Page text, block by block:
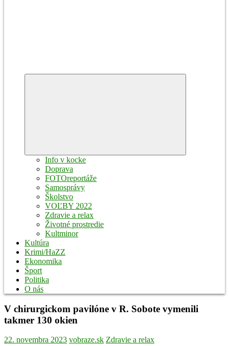
Info v kocke
Doprava
FOTOreportáže
Samosprávy
Školstvo
VOĽBY 2022
Zdravie a relax
Životné prostredie
Kultminor
Kultúra
Krimi/HaZZ
Ekonomika
Šport
Politika
O nás
V chirurgickom pavilóne v R. Sobote vymenili
takmer 130 okien
22. novembra 2023 vobraze.sk Zdravie a relax